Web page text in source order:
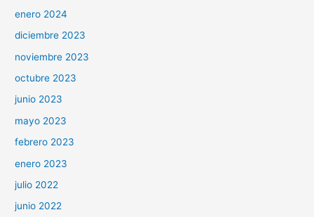
enero 2024
diciembre 2023
noviembre 2023
octubre 2023
junio 2023
mayo 2023
febrero 2023
enero 2023
julio 2022
junio 2022